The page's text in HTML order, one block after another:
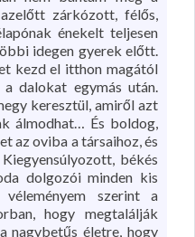
zárkózott, félős,
énekelt teljesen
idegen gyerek előtt.
kezd el itthon magától
dalokat egymás után.
keresztül, amiről azt
álmodhat… És boldog,
az oviba a társaihoz, és
békés
dolgozói minden kis
szerint a
hogy megtalálják
nagybetűs életre, hogy